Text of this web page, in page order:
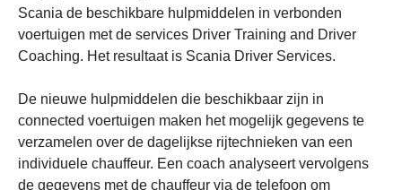
Scania de beschikbare hulpmiddelen in verbonden
voertuigen met de services Driver Training and Driver
Coaching. Het resultaat is Scania Driver Services.
De nieuwe hulpmiddelen die beschikbaar zijn in
connected voertuigen maken het mogelijk gegevens te
verzamelen over de dagelijkse rijtechnieken van een
individuele chauffeur. Een coach analyseert vervolgens
de gegevens met de chauffeur via de telefoon om